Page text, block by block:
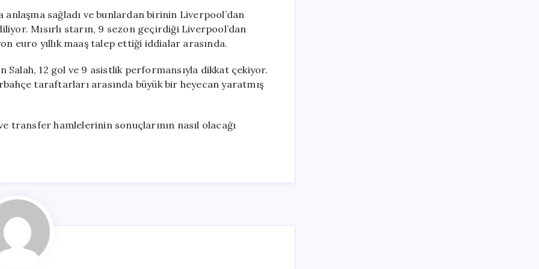
sağladı ve bunlardan birinin Liverpool’dan
Mısırlı starın, 9 sezon geçirdiği Liverpool’dan
euro yıllık maaş talep ettiği iddialar arasında.
12 gol ve 9 asistlik performansıyla dikkat çekiyor.
taraftarları arasında büyük bir heyecan yaratmış
transfer hamlelerinin sonuçlarının nasıl olacağı